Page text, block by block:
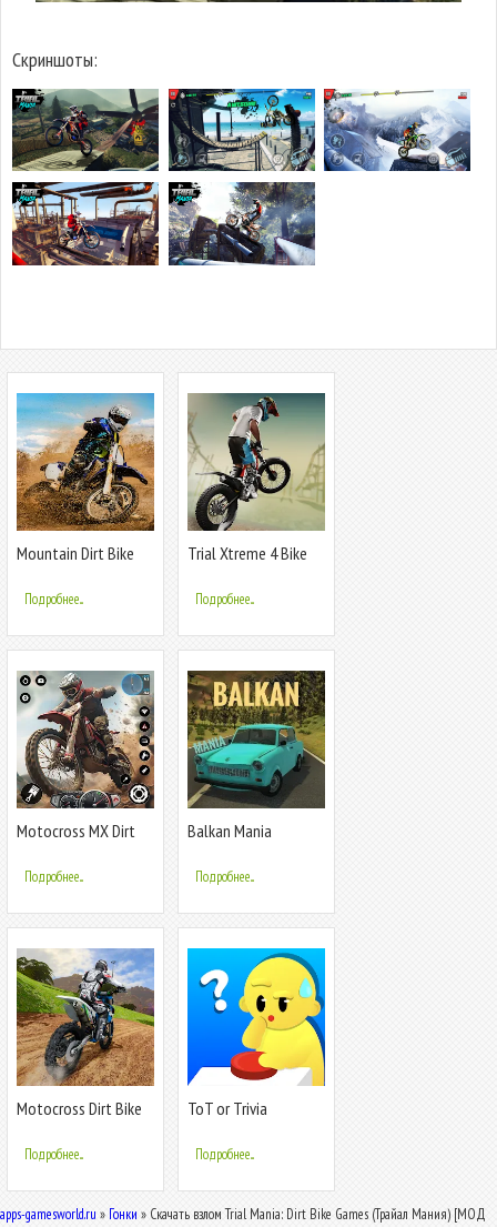
Скриншоты:
Mountain Dirt Bike
Подробнее...
Trial Xtreme 4 Bike
Подробнее...
Motocross MX Dirt
Подробнее...
Balkan Mania
Подробнее...
Motocross Dirt Bike
Подробнее...
ToT or Trivia
Подробнее...
apps-gamesworld.ru » Гонки » Скачать взлом Trial Mania: Dirt Bike Games (Трайал Мания) [МОД